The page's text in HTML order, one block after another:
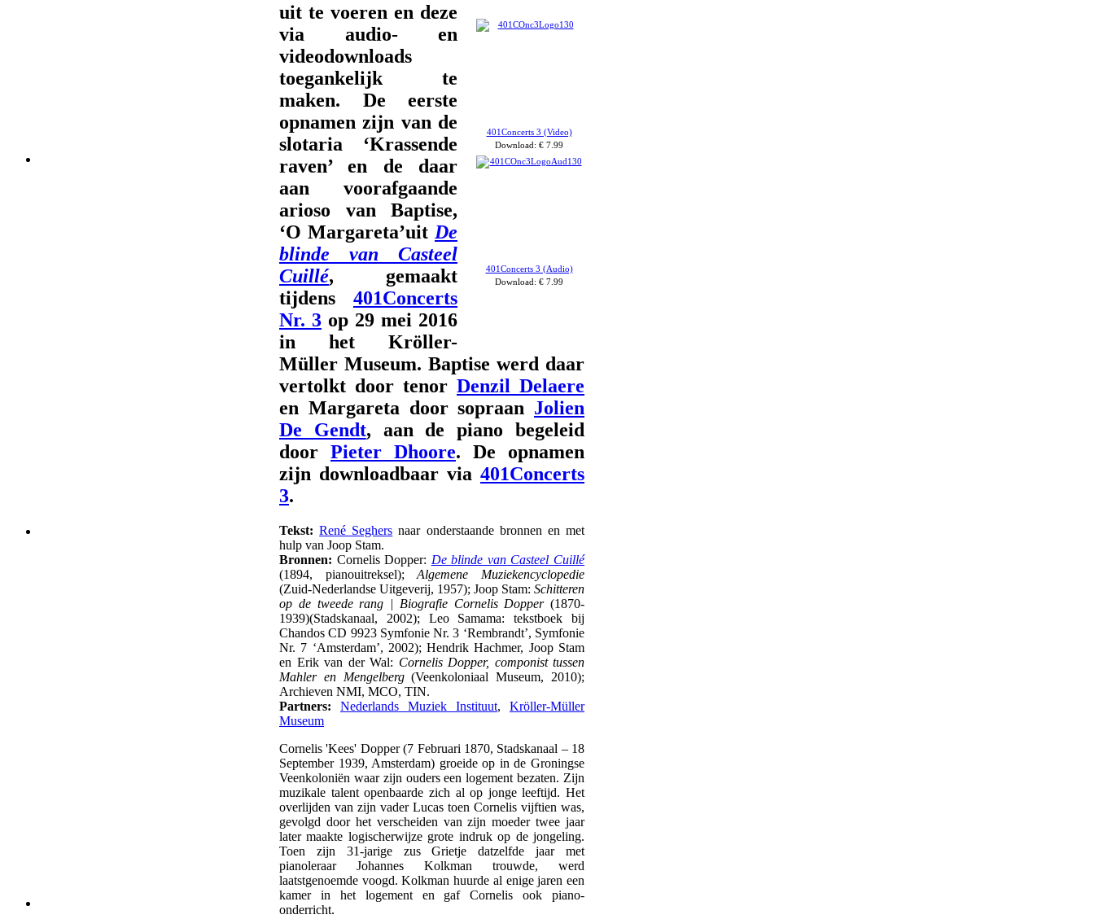
401Concerts 3 (Video)
Download: € 7.99
401Concerts 3 (Audio)
Download: € 7.99
uit te voeren en deze
via audio- en
videodownloads
toegankelijk te
maken. De eerste
opnamen zijn van de
slotaria ‘Krassende
raven’ en de daar
aan voorafgaande
arioso van Baptise,
‘O Margareta’uit De
blinde van Casteel
Cuillé, gemaakt
tijdens 401Concerts
Nr. 3 op 29 mei 2016
in het Kröller-
Müller Museum. Baptise werd daar
vertolkt door tenor Denzil Delaere
en Margareta door sopraan Jolien
De Gendt, aan de piano begeleid
door Pieter Dhoore. De opnamen
zijn downloadbaar via 401Concerts
3.
Tekst:René Seghers naar onderstaande bronnen en met
hulp van Joop Stam.
Bronnen: Cornelis Dopper: De blinde van Casteel Cuillé
(1894, pianouitreksel);Algemene Muziekencyclopedie
(Zuid-Nederlandse Uitgeverij, 1957); Joop Stam: Schitteren
op de tweede rang | Biografie Cornelis Dopper(1870-
1939)(Stadskanaal, 2002); Leo Samama: tekstboek bij
Chandos CD 9923 Symfonie Nr. 3 ‘Rembrandt’, Symfonie
Nr. 7 ‘Amsterdam’, 2002); Hendrik Hachmer, Joop Stam
en Erik van der Wal: Cornelis Dopper, componist tussen
Mahler en Mengelberg(Veenkoloniaal Museum, 2010);
Archieven NMI, MCO, TIN.
Partners: Nederlands Muziek Instituut, Kröller-Müller
Museum
Cornelis 'Kees' Dopper (7 Februari 1870, Stadskanaal – 18
September 1939, Amsterdam) groeide op in de Groningse
Veenkoloniën waar zijn ouders een logement bezaten. Zijn
muzikale talent openbaarde zich al op jonge leeftijd. Het
overlijden van zijn vader Lucas toen Cornelis vijftien was,
gevolgd door het verscheiden van zijn moeder twee jaar
later maakte logischerwijze grote indruk op de jongeling.
Toen zijn 31-jarige zus Grietje datzelfde jaar met
pianoleraar Johannes Kolkman trouwde, werd
laatstgenoemde voogd. Kolkman huurde al enige jaren een
kamer in het logement en gaf Cornelis ook piano-
onderricht.